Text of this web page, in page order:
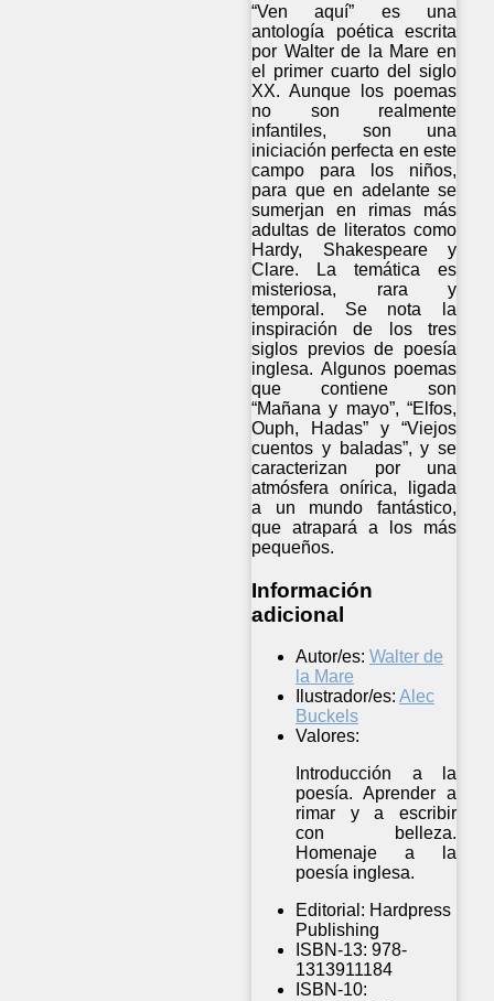
“Ven aquí” es una
antología poética escrita
por Walter de la Mare en
el primer cuarto del siglo
XX. Aunque los poemas
no son realmente
infantiles, son una
iniciación perfecta en este
campo para los niños,
para que en adelante se
sumerjan en rimas más
adultas de literatos como
Hardy, Shakespeare y
Clare. La temática es
misteriosa, rara y
temporal. Se nota la
inspiración de los tres
siglos previos de poesía
inglesa. Algunos poemas
que contiene son
“Mañana y mayo”, “Elfos,
Ouph, Hadas” y “Viejos
cuentos y baladas”, y se
caracterizan por una
atmósfera onírica, ligada
a un mundo fantástico,
que atrapará a los más
pequeños.
Información
adicional
Autor/es: Walter de
la Mare
Ilustrador/es: Alec
Buckels
Valores:
Introducción a la
poesía. Aprender a
rimar y a escribir
con belleza.
Homenaje a la
poesía inglesa.
Editorial: Hardpress
Publishing
ISBN-13: 978-
1313911184
ISBN-10: